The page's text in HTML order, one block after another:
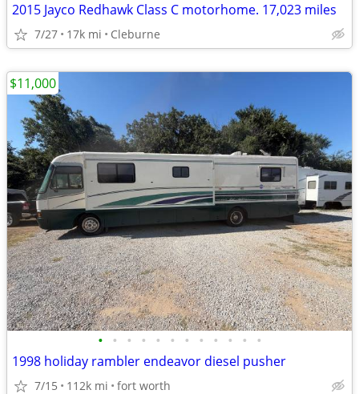
2015 Jayco Redhawk Class C motorhome. 17,023 miles
7/27 17k mi Cleburne
• • • • • • • • • • • •
1998 holiday rambler endeavor diesel pusher
7/15 112k mi fort worth
$11,000